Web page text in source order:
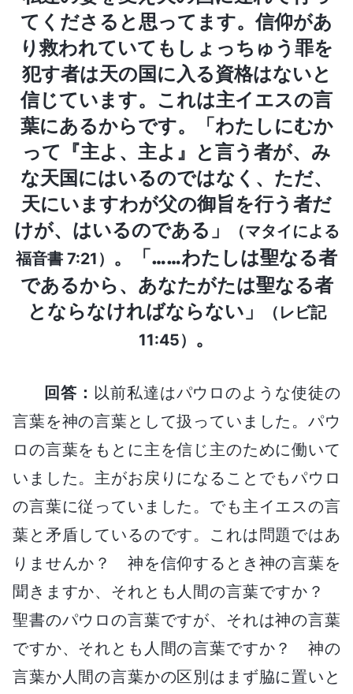
てくださると思ってます。信仰があ
り救われていてもしょっちゅう罪を
犯す者は天の国に入る資格はないと
信じています。これは主イエスの言
葉にあるからです。「わたしにむか
って『主よ、主よ』と言う者が、み
な天国にはいるのではなく、ただ、
天にいますわが父の御旨を行う者だ
けが、はいるのである 」
（マタイによる
福音書 7:21） 。「……わたしは聖なる者
であるから、あなたがたは聖なる者
とならなければならない 」
（レビ記
11:45） 。
回答： 以前私達はパウロのような使徒の
言葉を神の言葉として扱っていました。パウ
ロの言葉をもとに主を信じ主のために働いて
いました。主がお戻りになることでもパウロ
の言葉に従っていました。でも主イエスの言
葉と矛盾しているのです。これは問題ではあ
りませんか？ 神を信仰するとき神の言葉を
聞きますか、それとも人間の言葉ですか？
聖書のパウロの言葉ですが、それは神の言葉
ですか、それとも人間の言葉ですか？ 神の
言葉か人間の言葉かの区別はまず脇に置いと